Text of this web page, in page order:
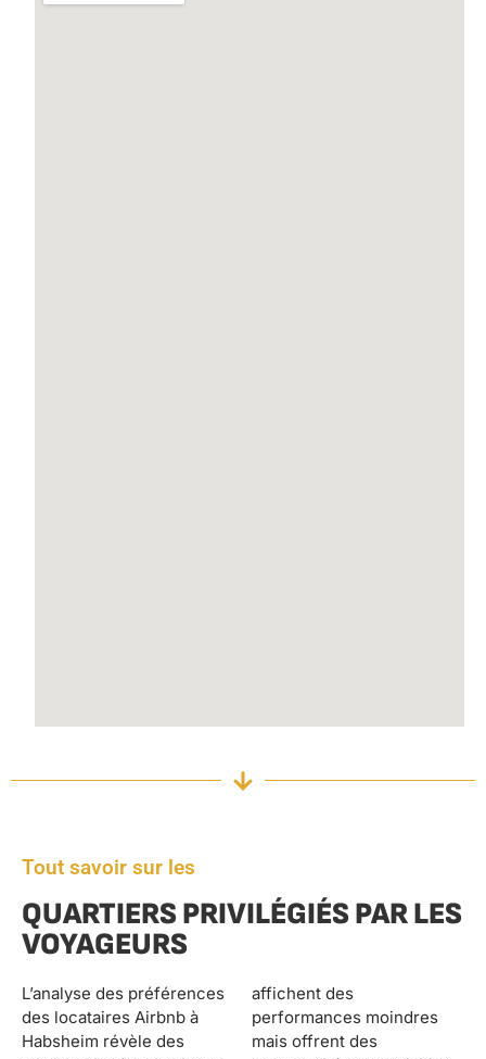
Tout savoir sur les
QUARTIERS PRIVILÉGIÉS PAR LES
VOYAGEURS
L’analyse des préférences
des locataires Airbnb à
Habsheim révèle des
affichent des
performances moindres
mais offrent des